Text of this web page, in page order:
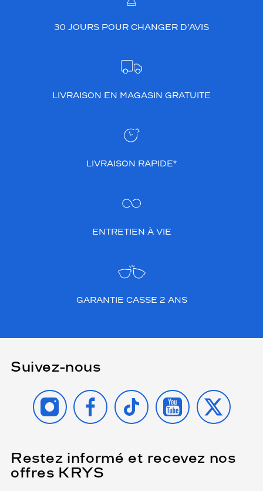
30 JOURS POUR CHANGER D’AVIS
LIVRAISON EN MAGASIN GRATUITE
LIVRAISON RAPIDE*
ENTRETIEN À VIE
GARANTIE CASSE 2 ANS
Suivez-nous
INSTAGRAMFACEBOOK
TIKTOK YOUTUBE
X
Restez informé et recevez nos
offres KRYS
Name
(Ce
champ
est
obligatoire)